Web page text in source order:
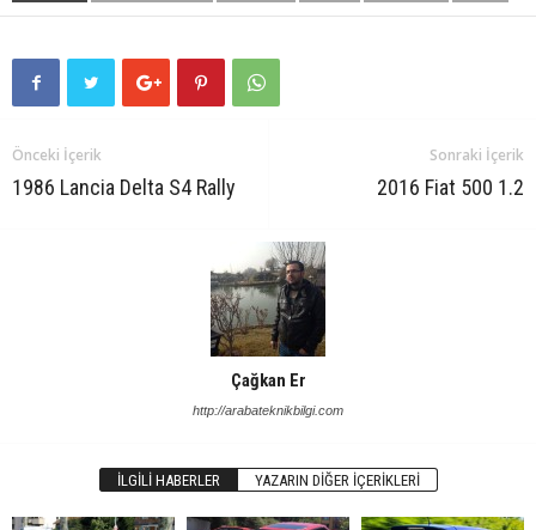
Önceki İçerik
1986 Lancia Delta S4 Rally
Sonraki İçerik
2016 Fiat 500 1.2
Çağkan Er
http://arabateknikbilgi.com
İLGILI HABERLER YAZARIN DIĞER İÇERIKLERI